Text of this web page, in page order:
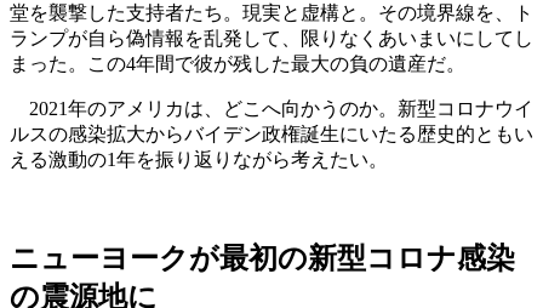
堂を襲撃した支持者たち。現実と虚構と。その境界線を、ト
ランプが自ら偽情報を乱発して、限りなくあいまいにしてし
まった。この4年間で彼が残した最大の負の遺産だ。
2021年のアメリカは、どこへ向かうのか。新型コロナウイ
ルスの感染拡大からバイデン政権誕生にいたる歴史的ともい
える激動の1年を振り返りながら考えたい。
ニューヨークが最初の新型コロナ感染
の震源地に